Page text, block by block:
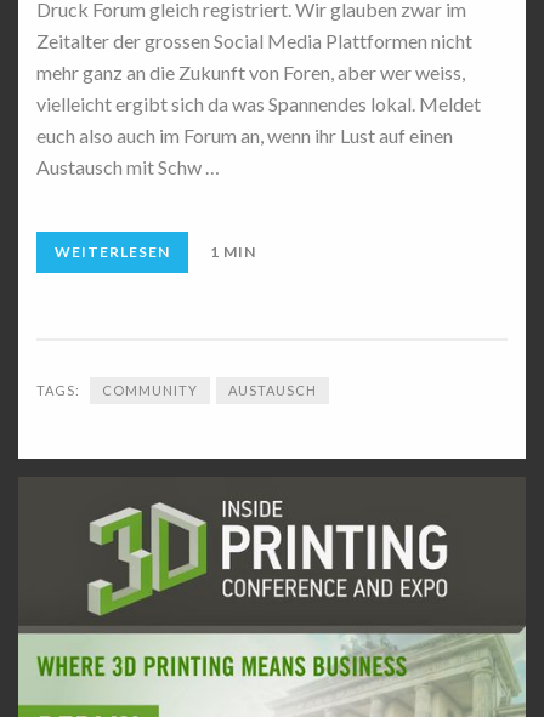
Druck Forum gleich registriert. Wir glauben zwar im
Zeitalter der grossen Social Media Plattformen nicht
mehr ganz an die Zukunft von Foren, aber wer weiss,
vielleicht ergibt sich da was Spannendes lokal. Meldet
euch also auch im Forum an, wenn ihr Lust auf einen
Austausch mit Schw …
WEITERLESEN 1 MIN
TAGS: COMMUNITY AUSTAUSCH